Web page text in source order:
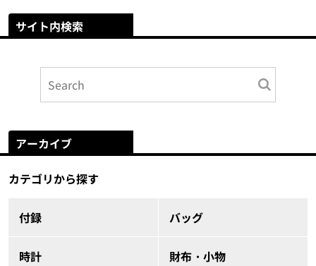
サイト内検索
アーカイブ
カテゴリから探す
付録 バッグ
時計 財布・小物